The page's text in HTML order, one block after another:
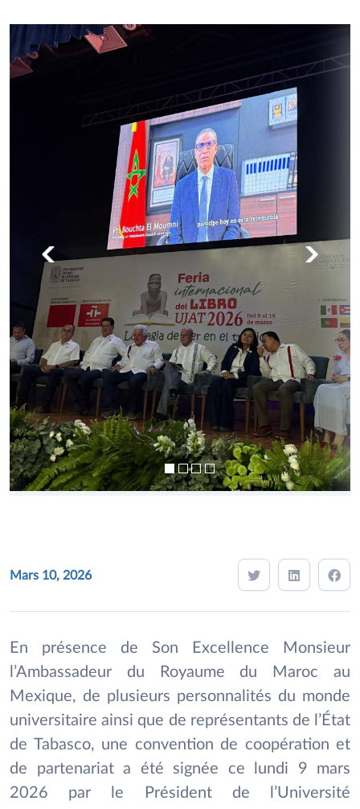
Mars 10, 2026
En présence de Son Excellence Monsieur
l’Ambassadeur du Royaume du Maroc au
Mexique, de plusieurs personnalités du monde
universitaire ainsi que de représentants de l’État
de Tabasco, une convention de coopération et
de partenariat a été signée ce lundi 9 mars
2026 par le Président de l’Université